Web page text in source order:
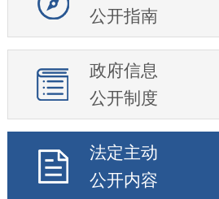
公开指南
政府信息
公开制度
法定主动
公开内容